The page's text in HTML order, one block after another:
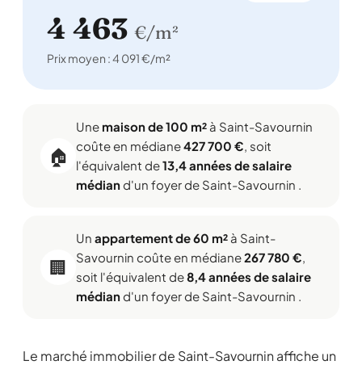
4 463 €/m²
Prix moyen : 4 091 €/m²
🏠
Une maison de 100 m² à Saint-Savournin
coûte en médiane427 700 €, soit
l'équivalent de13,4 années de salaire
médiand'un foyer de Saint-Savournin .
🏢
Un appartement de 60 m² à Saint-
Savournin coûte en médiane267 780 €,
soit l'équivalent de8,4 années de salaire
médiand'un foyer de Saint-Savournin .
Le marché immobilier de Saint-Savournin affiche un